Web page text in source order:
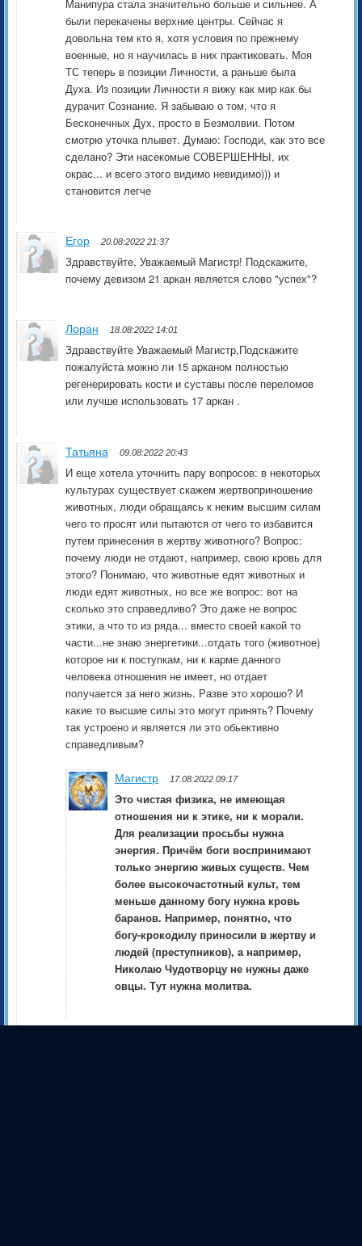
Манипура стала значительно больше и сильнее. А
были перекачены верхние центры. Сейчас я
довольна тем кто я, хотя условия по прежнему
военные, но я научилась в них практиковать. Моя
ТС теперь в позиции Личности, а раньше была
Духа. Из позиции Личности я вижу как мир как бы
дурачит Сознание. Я забываю о том, что я
Бесконечных Дух, просто в Безмолвии. Потом
смотрю уточка плывет. Думаю: Господи, как это все
сделано? Эти насекомые СОВЕРШЕННЫ, их
окрас... и всего этого видимо невидимо))) и
становится легче
Егор 20.08:2022 21:37
Здравствуйте, Уважаемый Магистр! Подскажите,
почему девизом 21 аркан является слово "успех"?
Лоран 18.08:2022 14:01
Здравствуйте Уважаемый Магистр,Подскажите
пожалуйста можно ли 15 арканом полностью
регенерировать кости и суставы после переломов
или лучше использовать 17 аркан .
Татьяна 09.08:2022 20:43
И еще хотела уточнить пару вопросов: в некоторых
культурах существует скажем жертвоприношение
животных, люди обращаясь к неким высшим силам
чего то просят или пытаются от чего то избавится
путем принесения в жертву животного? Вопрос:
почему люди не отдают, например, свою кровь для
этого? Понимаю, что животные едят животных и
люди едят животных, но все же вопрос: вот на
сколько это справедливо? Это даже не вопрос
этики, а что то из ряда... вместо своей какой то
части...не знаю энергетики...отдать того (животное)
которое ни к поступкам, ни к карме данного
человека отношения не имеет, но отдает
получается за него жизнь. Разве это хорошо? И
какие то высшие силы это могут принять? Почему
так устроено и является ли это обьективно
справедливым?
Магистр 17.08:2022 09:17
Это чистая физика, не имеющая
отношения ни к этике, ни к морали.
Для реализации просьбы нужна
энергия. Причём боги воспринимают
только энергию живых существ. Чем
более высокочастотный культ, тем
меньше данному богу нужна кровь
баранов. Например, понятно, что
богу-крокодилу приносили в жертву и
людей (преступников), а например,
Николаю Чудотворцу не нужны даже
овцы. Тут нужна молитва.